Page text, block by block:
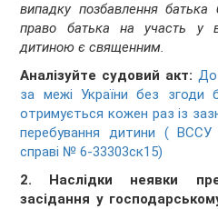
випадку позбавлення батька
право батька на участь у
дитиною є священним.
Аналізуйте судовий акт:
за межі України без згоди
отримується кожен раз із
перебування дитини (
справі № 6-33303ск15)
2.
Наслідки неявки
засідання у